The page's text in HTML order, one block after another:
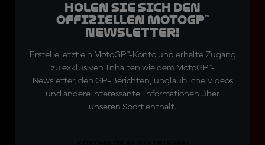
Holen Sie sich den
offiziellen MotoGP™
Newsletter!
Erstelle jetzt ein MotoGP™-Konto und erhalte Zugang
zu exklusiven Inhalten wie dem MotoGP™-
Newsletter, den GP-Berichten, unglaubliche Videos
und andere interessante Informationen über
unseren Sport enthält.